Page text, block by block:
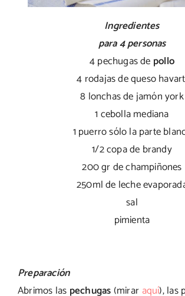
Ingredientes
para 4 personas
4 pechugas de pollo
4 rodajas de queso
8 lonchas de jamón york
1 cebolla mediana
1 puerro sólo la parte
1/2 copa de brandy
200 gr de champiñones
250ml de leche
sal
pimienta
Preparación
Abrimos las pechugas(mirar aquí), las